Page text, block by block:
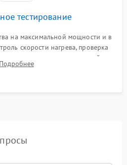
тестирование
на максимальной мощности и в
скорости нагрева, проверка
при достижении заданной
на отсутствие утечек тока.
Подробнее